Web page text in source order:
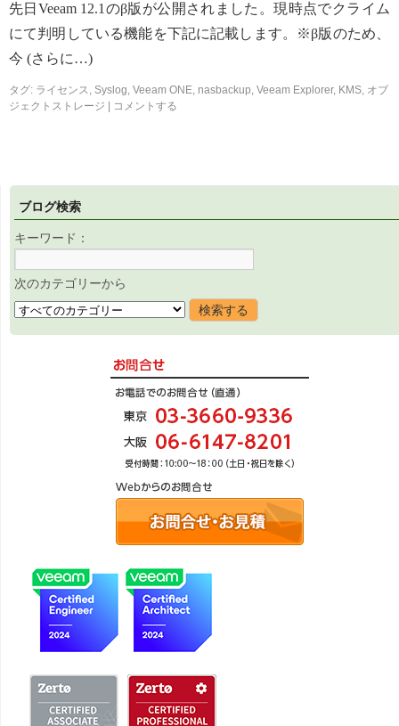
先日Veeam 12.1のβ版が公開されました。現時点でクライム
にて判明している機能を下記に記載します。※β版のため、
今 (さらに…)
タグ: ライセンス, Syslog, Veeam ONE, nasbackup, Veeam Explorer, KMS, オブ
ジェクトストレージ
コメントする
ブログ検索
キーワード：
次のカテゴリーから